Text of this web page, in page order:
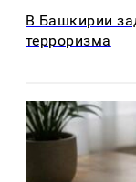
В Башкирии
терроризма